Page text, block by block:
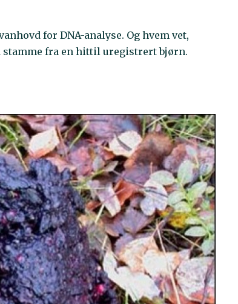
for DNA-analyse. Og hvem vet,
stamme fra en hittil uregistrert bjørn.